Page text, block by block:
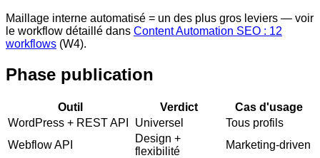
Maillage interne automatisé = un des plus gros leviers — voir
le workflow détaillé dans Content Automation SEO : 12
workflows (W4).
Phase publication
Outil Verdict
Cas d'usage
WordPress + REST API
Universel
Tous profils
Webflow API
Design +
flexibilité
Marketing-driven